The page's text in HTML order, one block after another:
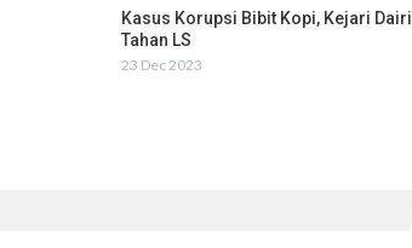
Kasus Korupsi Bibit Kopi, Kejari Dairi
Tahan LS
23 Dec 2023